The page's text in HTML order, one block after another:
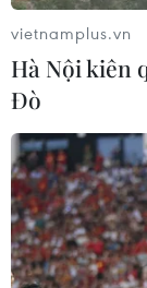
định, bị phạt
08/08/2026 04:16
Thổ Nhĩ Kỳ
bắt giữ hơn
07/08/2026 14:55
vietnamplus.vn
Hà Nội kiên
Đò